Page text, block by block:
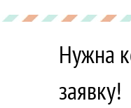
Нужна
заявку!